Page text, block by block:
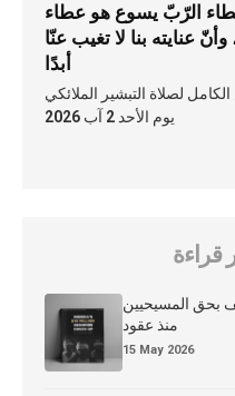
الرّبّ يسوع هو عطاء
عنايته بنا لا تغيب عنّا
أبدًا
لصلاة التبشير الملائكي
يوم الأحد 2 آب 2026
قراءة
بحق المسيحيين
منذ عقود
15 May 2026